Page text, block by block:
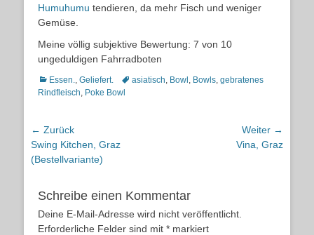
Humuhumu tendieren, da mehr Fisch und weniger
Gemüse.
Meine völlig subjektive Bewertung: 7 von 10
ungeduldigen Fahrradboten
Kategorien
Essen., Geliefert. Schlagworte
asiatisch, Bowl , Bowls, gebratenes
Rindfleisch, Poke Bowl
Beitragsnavigation
← Zurück
Vorheriger
Beitrag:
Swing Kitchen, Graz
(Bestellvariante)
Weiter →
Vina, Graz
Schreibe einen Kommentar
Deine E-Mail-Adresse wird nicht veröffentlicht.
Erforderliche Felder sind mit * markiert